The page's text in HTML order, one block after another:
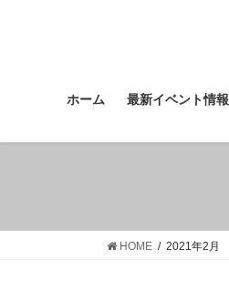
ス
ン
ホーム 最新イベント情報
HOME 2021年2月